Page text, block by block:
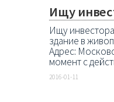
Ищу
Ищу
здание в
Адрес:
момент с
2016-01-11